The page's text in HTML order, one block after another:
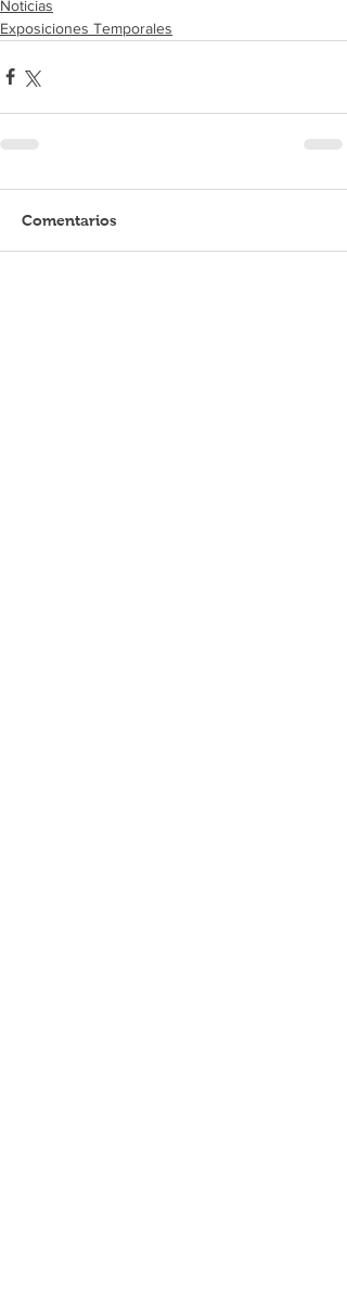
Noticias
Exposiciones Temporales
Comentarios